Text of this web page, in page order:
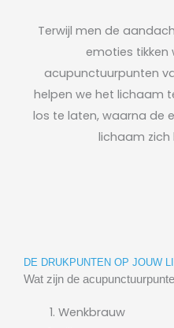
Terwijl men de
emoties tikken
acupunctuurpunten
helpen we het lichaam
los te laten, waarna de
lichaam zich
DE DRUKPUNTEN OP JOUW
Wat zijn de
Wenkbrauw